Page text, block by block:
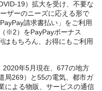
19）拡大を受け、不要な
ザーのニーズに応える形で
請求書払い」をご利用
※2）をPayPayボーナス
はもちろん、お得にもご利用
年5月現在、677の地方
局269）と55の電気、都市ガ
による物販、サービスの通信